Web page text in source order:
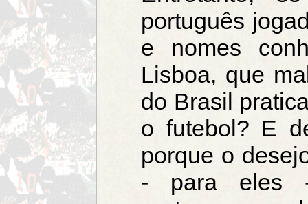
português
e nomes
Lisboa, que
do Brasil
o futebol? E
porque o
- para eles